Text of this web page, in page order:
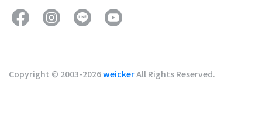
Copyright © 2003-2026weickerAll Rights Reserved.